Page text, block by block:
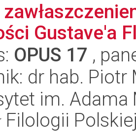
Gustave'a
OPUS 17 ,
dr hab. Piotr
im.
Filologii